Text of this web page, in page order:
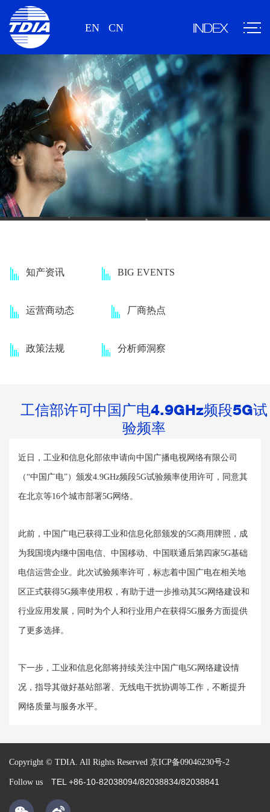
EN CN
知产资讯 BIG EVENTS
运营商动态 厂商热点
政策法规 分析师洞察
工信部许可中国广电4.9GHz频段5G试
验频率
近日，工业和信息化部依申请向中国广播电视网络有限公司
（“中国广电”）颁发4.9GHz频段5G试验频率使用许可，同意其
在北京等16个城市部署5G网络。
此前，中国广电已获得工业和信息化部颁发的5G商用牌照，成
为我国境内继中国电信、中国移动、中国联通后第四家5G基础
电信运营企业。此次试验频率许可，标志着中国广电在相关地
区正式获得5G频率使用权，有助于进一步推动其5G网络建设和
行业应用发展，同时为个人和行业用户在获得5G服务方面提供
了更多选择。
下一步，工业和信息化部将持续关注中国广电5G网络建设情
况，指导其做好基站部署、无线电干扰协调等工作，不断提升
网络质量与服务水平。
Copyright © TDIA. All Rights Reserved 京ICP备09046230号-2
Follow us TEL +86-10-82038094/82038834/82038841